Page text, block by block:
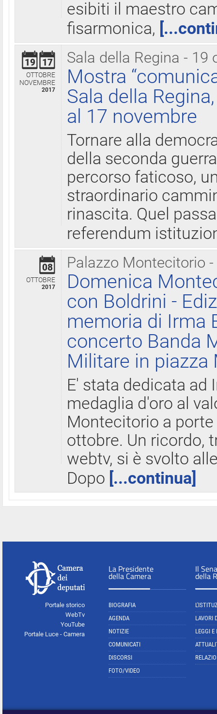
esibiti il maestro
fisarmonica,
Sala della Regina - 19
19 17
OTTOBRE
NOVEMBRE
2017
Mostra
Sala della
al 17 novembre
Tornare alla
della seconda
percorso faticoso,
straordinario
rinascita. Quel
referendum
Palazzo Montecitorio
08
OTTOBRE
2017
Domenica
con Boldrini -
memoria di Irma
concerto Banda
Militare in
E' stata dedicata ad
medaglia d'oro al
Montecitorio a
ottobre. Un ricordo,
webtv, si è svolto
Dopo [...continua]
Portale storico
WebTv
YouTube
Portale Luce - Camera
La Presidente
della Camera
BIOGRAFIA
AGENDA
NOTIZIE
COMUNICATI
DISCORSI
FOTO/VIDEO
Il
della
LAVORI
LEGGI E